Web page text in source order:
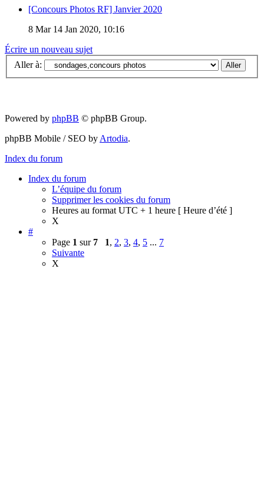
[Concours Photos RF] Janvier 2020
8 Mar 14 Jan 2020, 10:16
Écrire un nouveau sujet
Aller à:
Powered by phpBB © phpBB Group.
phpBB Mobile / SEO byArtodia.
Index du forum
Index du forum
L’équipe du forum
Supprimer les cookies du forum
Heures au format UTC + 1 heure [ Heure d’été ]
X
#
Page 1 sur 7 1, 2, 3, 4, 5 ... 7
Suivante
X